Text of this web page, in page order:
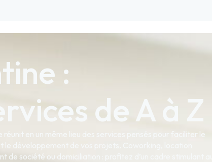
:
de A à Z
réunit en un même lieu des services pensés pour faciliter le
le développement de vos projets. Coworking, location
de société ou domiciliation : profitez d’un cadre stimulant au